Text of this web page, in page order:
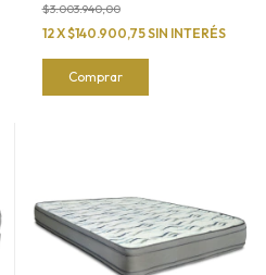
$3.003.940,00
12X$140.900,75SIN INTERÉS
Comprar